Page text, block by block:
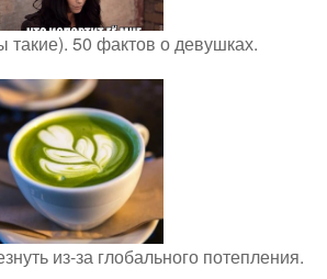
такие). 50 фактов о девушках.
из-за глобального потепления.